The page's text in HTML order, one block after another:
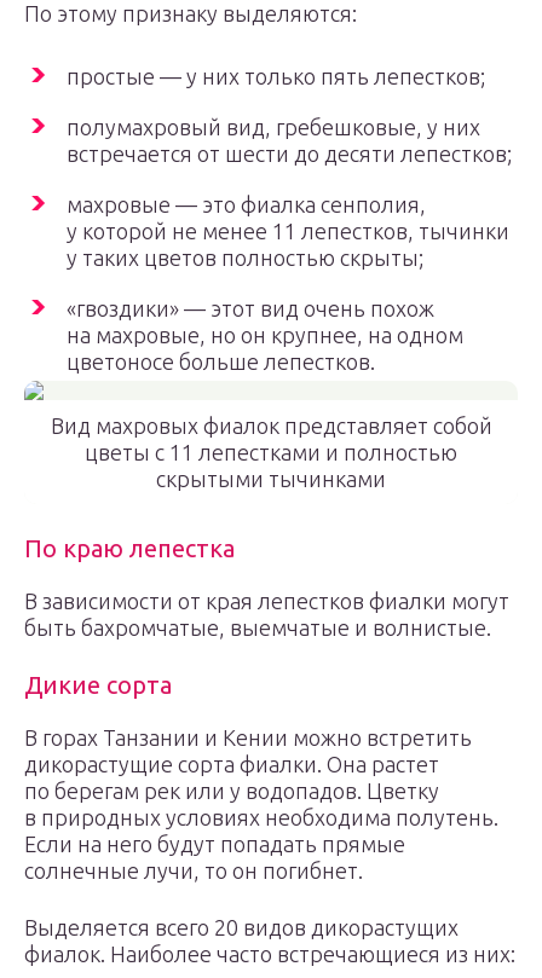
По этому признаку выделяются:
простые — у них только пять лепестков;
полумахровый вид, гребешковые, у них
встречается от шести до десяти лепестков;
махровые — это фиалка сенполия,
у которой не менее 11 лепестков, тычинки
у таких цветов полностью скрыты;
«гвоздики» — этот вид очень похож
на махровые, но он крупнее, на одном
цветоносе больше лепестков.
Вид махровых фиалок представляет собой
цветы с 11 лепестками и полностью
скрытыми тычинками
По краю лепестка
В зависимости от края лепестков фиалки могут
быть бахромчатые, выемчатые и волнистые.
Дикие сорта
В горах Танзании и Кении можно встретить
дикорастущие сорта фиалки. Она растет
по берегам рек или у водопадов. Цветку
в природных условиях необходима полутень.
Если на него будут попадать прямые
солнечные лучи, то он погибнет.
Выделяется всего 20 видов дикорастущих
фиалок. Наиболее часто встречающиеся из них: